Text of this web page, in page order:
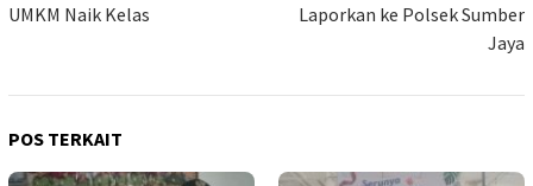
UMKM Naik Kelas
Laporkan ke Polsek Sumber
Jaya
POS TERKAIT